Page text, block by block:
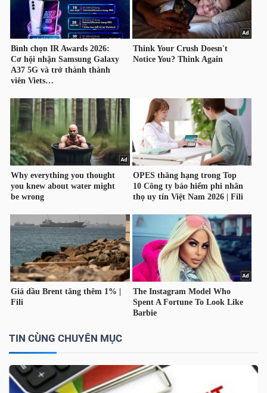
TIN CÙNG CHUYÊN MỤC
KINH
TẾ
THẾ
GIỚI
ĐÔNG
DƯƠNG
TÀI
CHÍNH
CÁ
TÍCH